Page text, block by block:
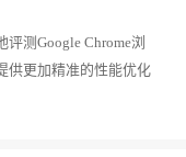
测Google Chrome浏
供更加精准的性能优化